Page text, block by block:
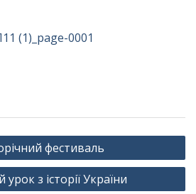
фестиваль
урок з історії України